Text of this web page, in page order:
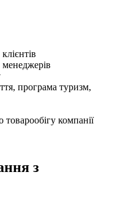
програма туризм,
товарообігу компанії
з